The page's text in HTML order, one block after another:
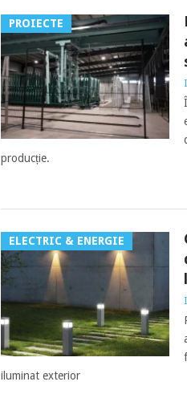
PROIECTE
producție.
ELECTRIC & ENERGIE
iluminat exterior